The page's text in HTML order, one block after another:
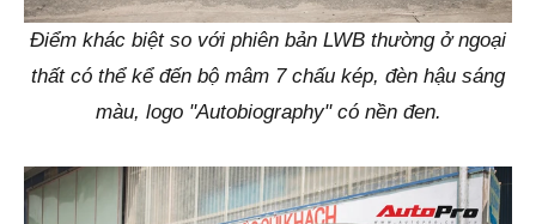
Điểm khác biệt so với phiên bản LWB thường ở ngoại
thất có thể kể đến bộ mâm 7 chấu kép, đèn hậu sáng
màu, logo "Autobiography" có nền đen.